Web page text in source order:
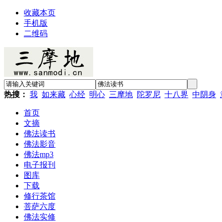
收藏本页
手机版
二维码
热搜： 我 如来藏 心经 明心 三摩地 陀罗尼 十八界 中阴身
首页
文摘
佛法读书
佛法影音
佛法mp3
电子报刊
图库
下载
修行茶馆
菩萨六度
佛法实修